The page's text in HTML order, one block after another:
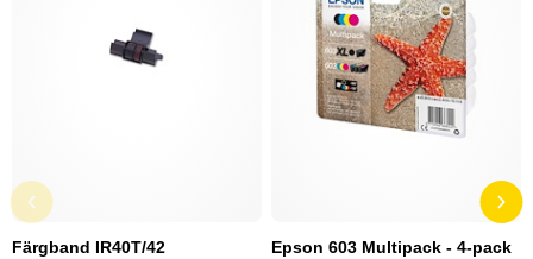
Färgband IR40T/42
Epson 603 Multipack - 4-pack